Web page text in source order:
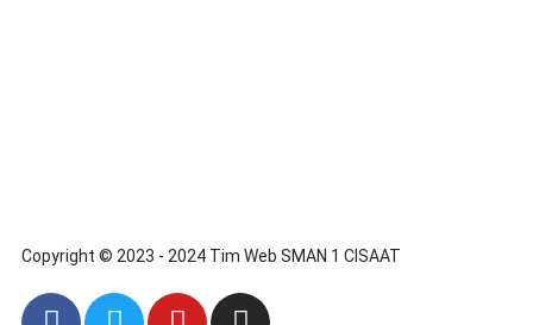
Copyright © 2023 - 2024 Tim Web SMAN 1 CISAAT